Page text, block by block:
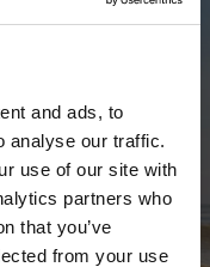
and ads, to
analyse our traffic.
use of our site with
partners who
that you’ve
from your use